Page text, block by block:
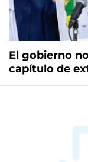
El gobierno
capítulo de